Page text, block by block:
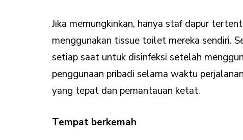
Jika memungkinkan, hanya staf dapur
menggunakan tissue toilet mereka sendiri.
setiap saat untuk disinfeksi setelah
penggunaan pribadi selama waktu
yang tepat dan pemantauan ketat.
Tempat berkemah